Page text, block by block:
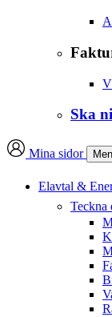
Ska
Mina sidor
Elavtal &
Teckna